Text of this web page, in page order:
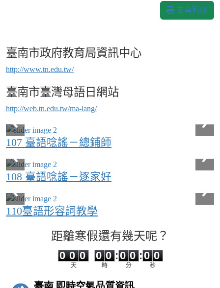
友善列印
臺南市政府教育局資訊中心
http://www.tn.edu.tw/
臺南市臺灣母語日網站
http://web.tn.edu.tw/ma-lang/
107 臺語唸謠－總鋪師
108 臺語唸謠－逐家好
110臺語形容詞教學
距離寒假還有幾天呢？
0
0
0
0
0
0
天
0
0
0
0
時
:
0
0
0
0
分
:
0
0
0
0
秒